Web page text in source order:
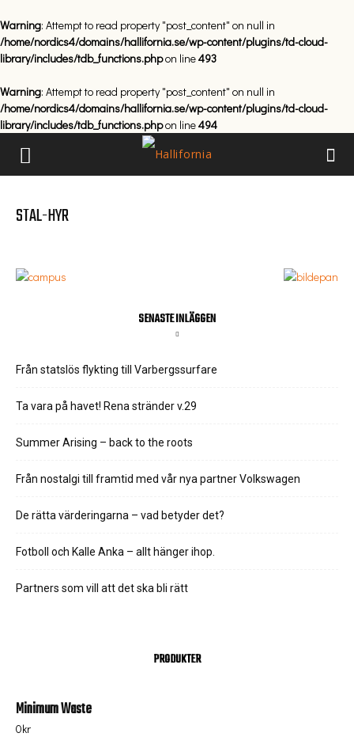
Warning: Attempt to read property "post_content" on null in
/home/nordics4/domains/hallifornia.se/wp-content/plugins/td-cloud-
library/includes/tdb_functions.phpon line493
Warning: Attempt to read property "post_content" on null in
/home/nordics4/domains/hallifornia.se/wp-content/plugins/td-cloud-
library/includes/tdb_functions.phpon line494
STAL-HYR
SENASTE INLÄGGEN
Från statslös flykting till Varbergssurfare
Ta vara på havet! Rena stränder v.29
Summer Arising – back to the roots
Från nostalgi till framtid med vår nya partner Volkswagen
De rätta värderingarna – vad betyder det?
Fotboll och Kalle Anka – allt hänger ihop.
Partners som vill att det ska bli rätt
PRODUKTER
Minimum Waste
0kr